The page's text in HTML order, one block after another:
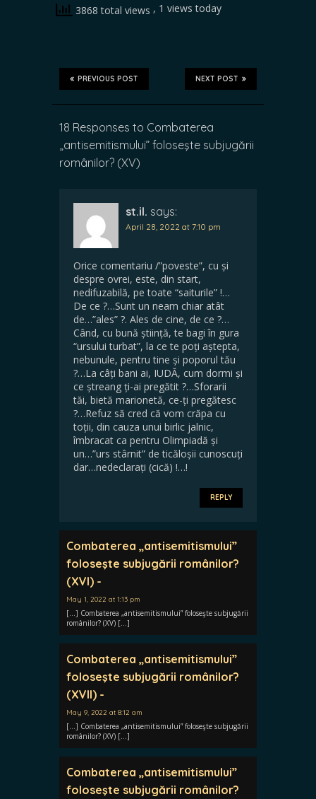
3868 total views , 1 views today
NEXT POST
PREVIOUS POST
18 Responses to Combaterea
„antisemitismului” foloseşte subjugării
românilor? (XV)
st.il. says:
April 28, 2022 at 7:10 pm
Orice comentariu /”poveste”, cu și
despre ovrei, este, din start,
nedifuzabilă, pe toate “saiturile” !…
De ce ?…Sunt un neam chiar atât
de…”ales” ?. Ales de cine, de ce ?…
Când, cu bună știință, te bagi în gura
“ursului turbat”, la ce te poți aștepta,
nebunule, pentru tine și poporul tău
?…La câți bani ai, IUDĂ, cum dormi și
ce ștreang ți-ai pregătit ?…Sforarii
tăi, bietă marionetă, ce-ți pregătesc
?…Refuz să cred că vom crăpa cu
toții, din cauza unui birlic jalnic,
îmbracat ca pentru Olimpiadă și
un…”urs stârnit” de ticăloșii cunoscuți
dar…nedeclarați (cică) !…!
REPLY
Combaterea „antisemitismului”
foloseşte subjugării românilor?
(XVI) -
May 1, 2022 at 1:13 pm
[…] Combaterea „antisemitismului” foloseşte subjugării
românilor? (XV) […]
Combaterea „antisemitismului”
foloseşte subjugării românilor?
(XVII) -
May 9, 2022 at 8:12 am
[…] Combaterea „antisemitismului” foloseşte subjugării
românilor? (XV) […]
Combaterea „antisemitismului”
foloseşte subjugării românilor?